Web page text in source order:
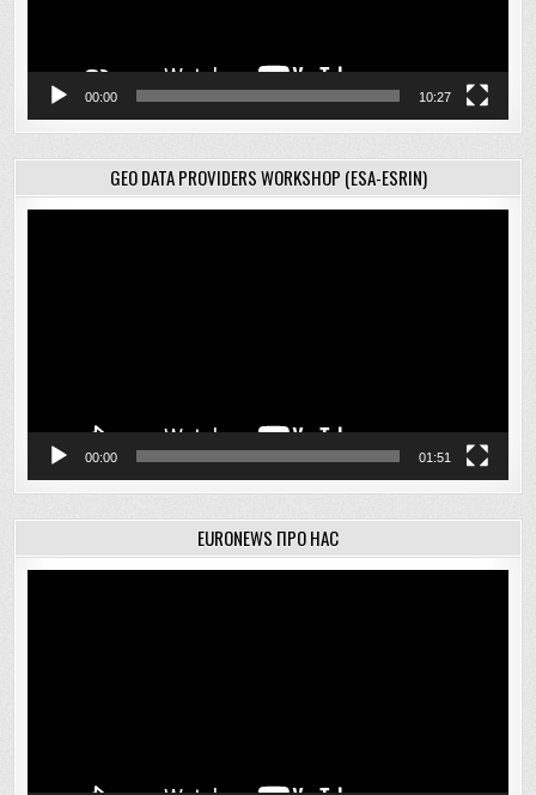
00:00 10:27
GEO DATA PROVIDERS WORKSHOP (ESA-ESRIN)
00:00 01:51
EURONEWS ПРО НАС